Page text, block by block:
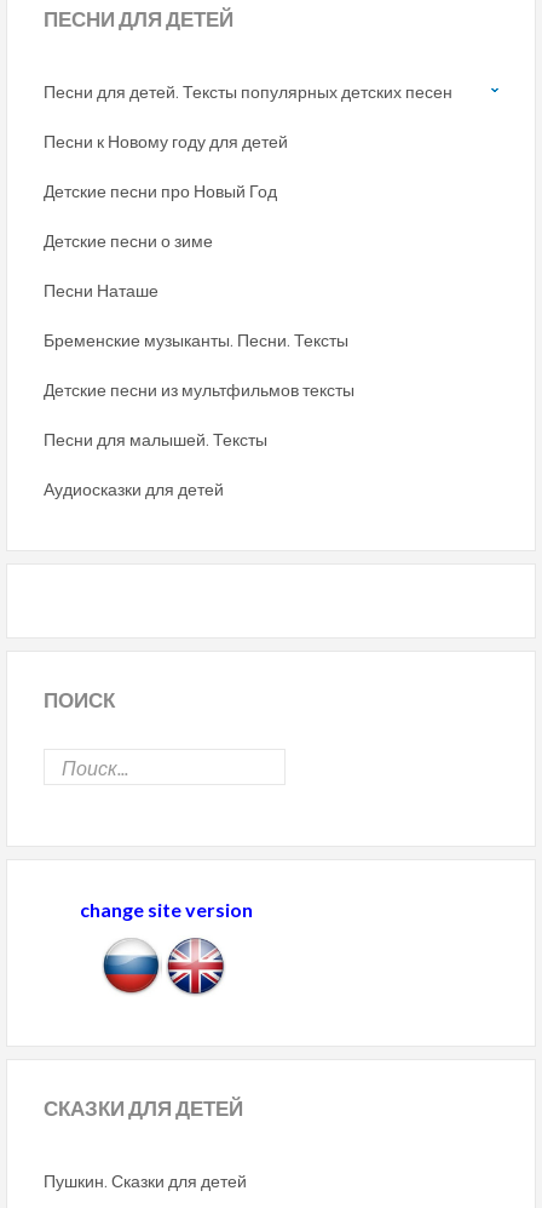
ПЕСНИДЛЯ ДЕТЕЙ
Песни для детей. Тексты популярных детских песен
Песни к Новому году для детей
Детские песни про Новый Год
Детские песни о зиме
Песни Наташе
Бременские музыканты. Песни. Тексты
Детские песни из мультфильмов тексты
Песни для малышей. Тексты
Аудиосказки для детей
ПОИСК
change site version
СКАЗКИДЛЯ ДЕТЕЙ
Пушкин. Сказки для детей